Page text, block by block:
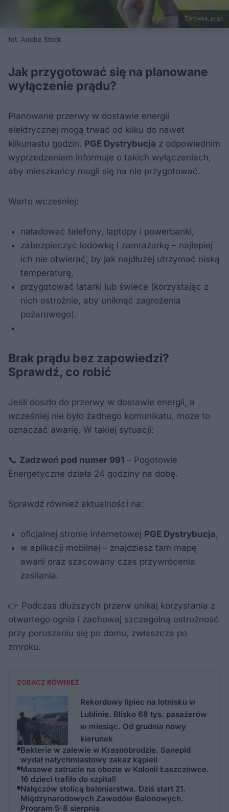
Żarówka, prąd
fot. Adobe Stock
Jak przygotować się na planowane
wyłączenie prądu?
Planowane przerwy w dostawie energii
elektrycznej mogą trwać od kilku do nawet
kilkunastu godzin. PGE Dystrybucja z odpowiednim
wyprzedzeniem informuje o takich wyłączeniach,
aby mieszkańcy mogli się na nie przygotować.
Warto wcześniej:
naładować telefony, laptopy i powerbanki,
zabezpieczyć lodówkę i zamrażarkę – najlepiej
ich nie otwierać, by jak najdłużej utrzymać niską
temperaturę,
przygotować latarki lub świece (korzystając z
nich ostrożnie, aby uniknąć zagrożenia
pożarowego).
Brak prądu bez zapowiedzi?
Sprawdź, co robić
Jeśli doszło do przerwy w dostawie energii, a
wcześniej nie było żadnego komunikatu, może to
oznaczać awarię. W takiej sytuacji:
📞 Zadzwoń pod numer 991 – Pogotowie
Energetyczne działa 24 godziny na dobę.
Sprawdź również aktualności na:
oficjalnej stronie internetowej PGE Dystrybucja
w aplikacji mobilnej – znajdziesz tam mapę
awarii oraz szacowany czas przywrócenia
zasilania.
👉 Podczas dłuższych przerw unikaj korzystania z
otwartego ognia i zachowaj szczególną ostrożność
przy poruszaniu się po domu, zwłaszcza po
zmroku.
ZOBACZ RÓWNIEŻ
Rekordowy lipiec na lotnisku w
Lublinie. Blisko 68 tys. pasażerów
w miesiąc. Od grudnia nowy
kierunek
Bakterie w zalewie w Krasnobrodzie. Sanepid
wydał natychmiastowy zakaz kąpieli
Masowe zatrucie na obozie w Kolonii Łaszczówce.
16 dzieci trafiło do szpitali
Nałęczów stolicą baloniarstwa. Dziś start 21.
Międzynarodowych Zawodów Balonowych.
Program 5-8 sierpnia